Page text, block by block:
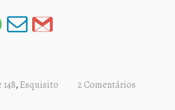
,Esquisito 2 Comentários